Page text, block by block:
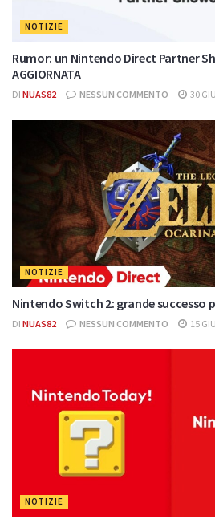
NOTIZIE
Rumor: un Nintendo Direct Partner
AGGIORNATA
DI NUAS82 NESSUN COMMENTO 30
NOTIZIE
Nintendo Switch 2: grande successo
DI NUAS82 NESSUN COMMENTO 15
NOTIZIE